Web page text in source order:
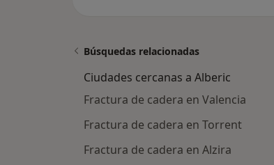
Búsquedas relacionadas
Ciudades cercanas a Alberic
Fractura de cadera en Valencia
Fractura de cadera en Torrent
Fractura de cadera en Alzira